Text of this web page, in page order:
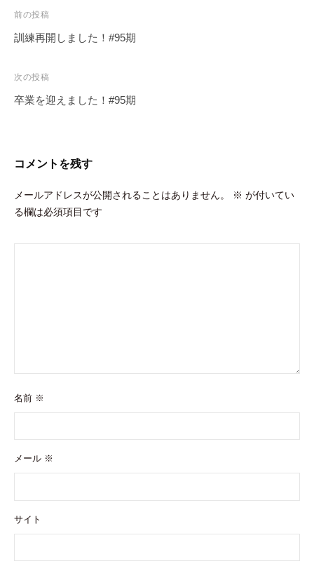
投
稿
ビ
ゲ
前の投稿
訓練再開しました！#95期
次の投稿
卒業を迎えました！#95期
コメントを残す
メールアドレスが公開されることはありません。 ※ が付いてい
る欄は必須項目です
名前 ※
メール ※
サイト